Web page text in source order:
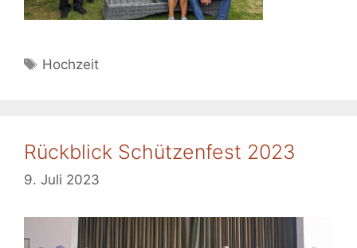
Schlagwörter
Hochzeit
Rückblick Schützenfest 2023
9. Juli 2023